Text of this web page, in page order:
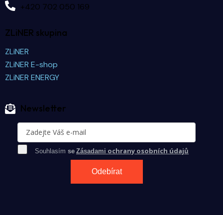
+420 702 050 169
ZLiNER skupina
ZLiNER
ZLiNER E-shop
ZLiNER ENERGY
Newsletter
Souhlasím se Zásadami ochrany osobních údajů
Odebírat